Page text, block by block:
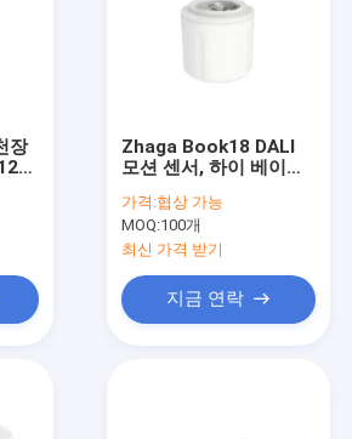
장
Zhaga Book18 DALI
모션 센서, 하이 베이용,
이 12m
가격:협상 가능
MOQ:100개
최신 가격 받기
지금 연락